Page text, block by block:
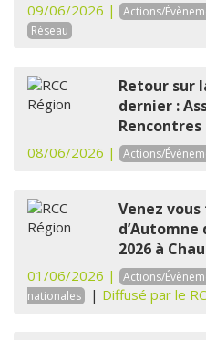
09/06/2026 | Actions/
Réseau
Retour sur
dernier :
08/06/2026 | Actions/
Venez
d’Automne
2026 à
01/06/2026 | Actions/
nationales
| Diffusé par le